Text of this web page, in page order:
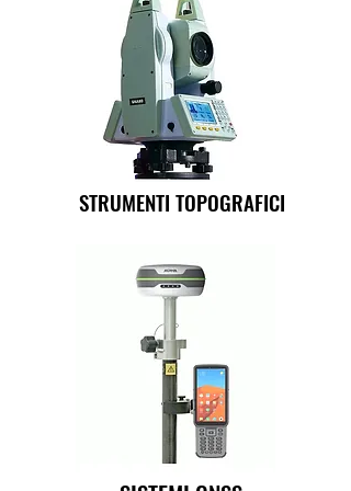
STRUMENTI TOPOGRAFICI